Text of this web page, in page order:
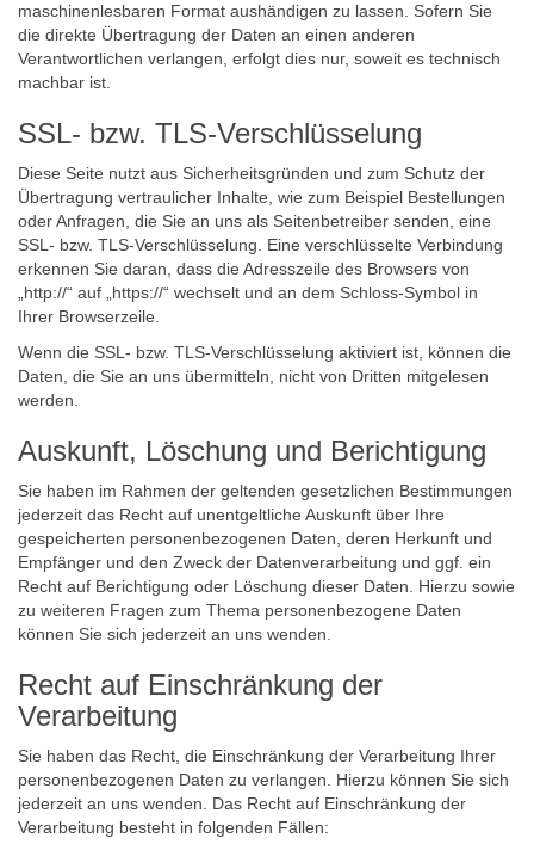
maschinenlesbaren Format aushändigen zu lassen. Sofern Sie
die direkte Übertragung der Daten an einen anderen
Verantwortlichen verlangen, erfolgt dies nur, soweit es technisch
machbar ist.
SSL- bzw. TLS-Verschlüsselung
Diese Seite nutzt aus Sicherheitsgründen und zum Schutz der
Übertragung vertraulicher Inhalte, wie zum Beispiel Bestellungen
oder Anfragen, die Sie an uns als Seitenbetreiber senden, eine
SSL- bzw. TLS-Verschlüsselung. Eine verschlüsselte Verbindung
erkennen Sie daran, dass die Adresszeile des Browsers von
„http://“ auf „https://“ wechselt und an dem Schloss-Symbol in
Ihrer Browserzeile.
Wenn die SSL- bzw. TLS-Verschlüsselung aktiviert ist, können die
Daten, die Sie an uns übermitteln, nicht von Dritten mitgelesen
werden.
Auskunft, Löschung und Berichtigung
Sie haben im Rahmen der geltenden gesetzlichen Bestimmungen
jederzeit das Recht auf unentgeltliche Auskunft über Ihre
gespeicherten personenbezogenen Daten, deren Herkunft und
Empfänger und den Zweck der Datenverarbeitung und ggf. ein
Recht auf Berichtigung oder Löschung dieser Daten. Hierzu sowie
zu weiteren Fragen zum Thema personenbezogene Daten
können Sie sich jederzeit an uns wenden.
Recht auf Einschränkung der
Verarbeitung
Sie haben das Recht, die Einschränkung der Verarbeitung Ihrer
personenbezogenen Daten zu verlangen. Hierzu können Sie sich
jederzeit an uns wenden. Das Recht auf Einschränkung der
Verarbeitung besteht in folgenden Fällen: